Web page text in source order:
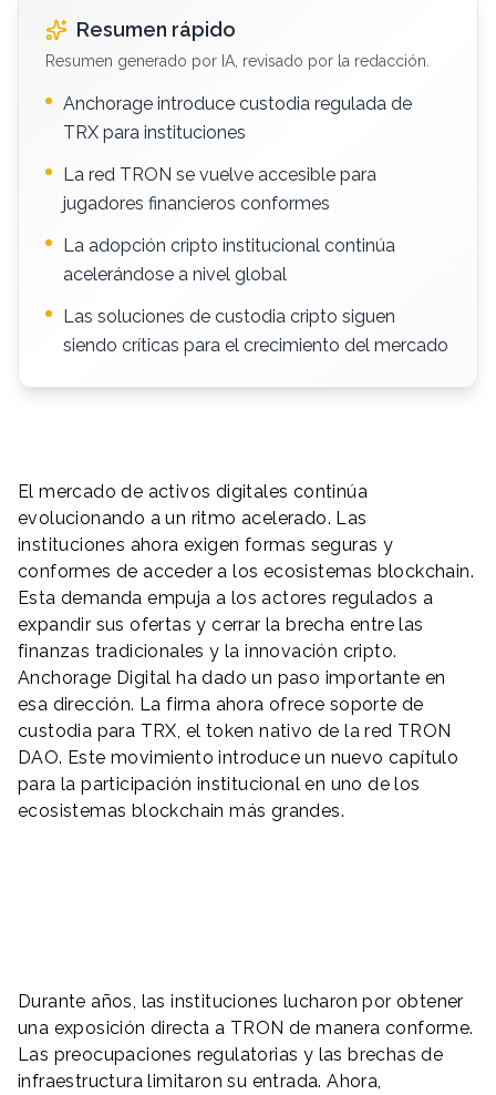
Resumen rápido
Resumen generado por IA, revisado por la redacción.
Anchorage introduce custodia regulada de
TRX para instituciones
La red TRON se vuelve accesible para
jugadores financieros conformes
La adopción cripto institucional continúa
acelerándose a nivel global
Las soluciones de custodia cripto siguen
siendo críticas para el crecimiento del mercado
El mercado de activos digitales continúa
evolucionando a un ritmo acelerado. Las
instituciones ahora exigen formas seguras y
conformes de acceder a los ecosistemas blockchain.
Esta demanda empuja a los actores regulados a
expandir sus ofertas y cerrar la brecha entre las
finanzas tradicionales y la innovación cripto.
Anchorage Digital ha dado un paso importante en
esa dirección. La firma ahora ofrece soporte de
custodia para TRX, el token nativo de la red TRON
DAO. Este movimiento introduce un nuevo capítulo
para la participación institucional en uno de los
ecosistemas blockchain más grandes.
Durante años, las instituciones lucharon por obtener
una exposición directa a TRON de manera conforme.
Las preocupaciones regulatorias y las brechas de
infraestructura limitaron su entrada. Ahora,